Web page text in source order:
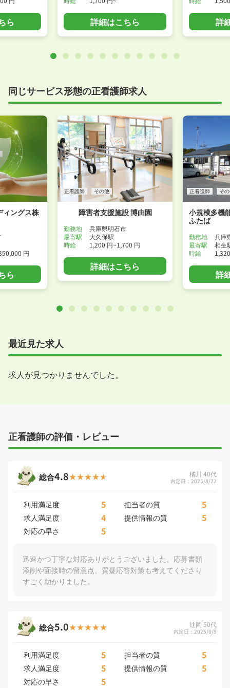
ら 詳細はこちら 詳
同じサービス形態の正看護師求人
ィングス株
円
ら
正看護師 その他
障害者支援施設 博由園
勤務地
兵庫県明石市
最寄駅
大久保駅
時給
1,200 円~1,700 円
詳細はこちら
正看護師 そ
小規模多機
ふたば
勤務地
兵庫
最寄駅
相生
時給
詳
最近見た求人
求人が見つかりませんでした。
正看護師の評価・レビュー
総合4.8 橘川 40代
内定日：2025/8/22
利用満足度 5 担当者の質 5
求人満足度 4 提供情報の質 5
対応の早さ 5
迅速かつ丁寧な対応ありがとうございました。応募書類
添削や面接時の留意点、質疑応答対策も考えてくださり
すごく助かりました。
総合5.0 辻岡 50代
内定日：2025/6/9
利用満足度 5 担当者の質 5
求人満足度 5 提供情報の質 5
対応の早さ 5